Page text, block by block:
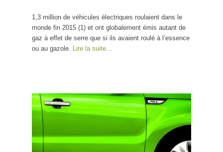
électriques
n’ont pas
réduit les
1,3 million de véhicules électriques roulaient dans le
monde fin 2015 (1) et ont globalement émis autant de
gaz à effet de serre que si ils avaient roulé à l’essence
ou au gazole. Lire la suite…